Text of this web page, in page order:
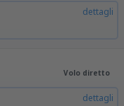
dettagli
Volo diretto
dettagli